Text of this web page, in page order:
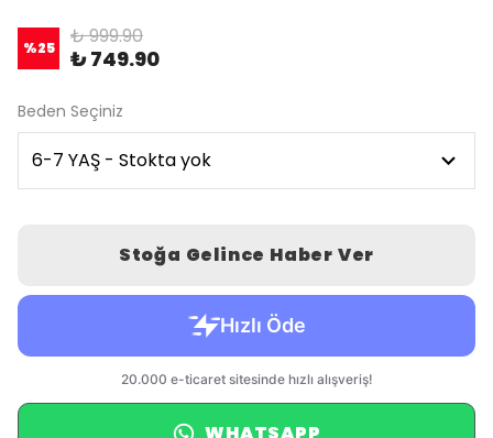
%25 ₺ 999.90
₺ 749.90
Beden Seçiniz
Stoğa Gelince Haber Ver